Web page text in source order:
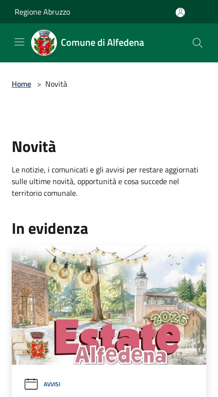
Regione Abruzzo
Comune di Alfedena
Home > Novità
Novità
Le notizie, i comunicati e gli avvisi per restare aggiornati
sulle ultime novità, opportunità e cosa succede nel
territorio comunale.
In evidenza
AVVISI